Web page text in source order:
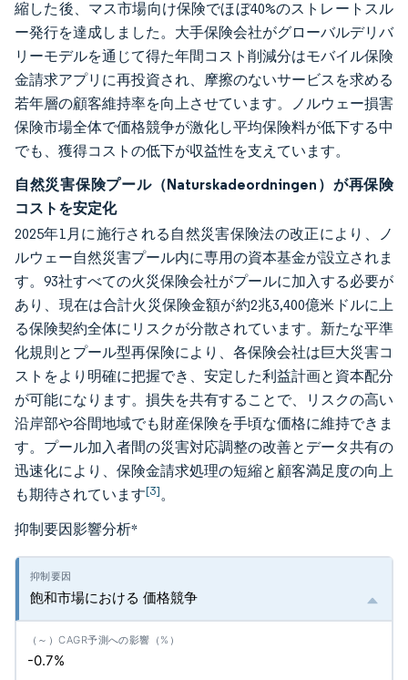
縮した後、マス市場向け保険でほぼ40%のストレートスル
ー発行を達成しました。大手保険会社がグローバルデリバ
リーモデルを通じて得た年間コスト削減分はモバイル保険
金請求アプリに再投資され、摩擦のないサービスを求める
若年層の顧客維持率を向上させています。ノルウェー損害
保険市場全体で価格競争が激化し平均保険料が低下する中
でも、獲得コストの低下が収益性を支えています。
自然災害保険プール（Naturskadeordningen）が再保険
コストを安定化
2025年1月に施行される自然災害保険法の改正により、ノ
ルウェー自然災害プール内に専用の資本基金が設立されま
す。93社すべての火災保険会社がプールに加入する必要が
あり、現在は合計火災保険金額が約2兆3,400億米ドルに上
る保険契約全体にリスクが分散されています。新たな平準
化規則とプール型再保険により、各保険会社は巨大災害コ
ストをより明確に把握でき、安定した利益計画と資本配分
が可能になります。損失を共有することで、リスクの高い
沿岸部や谷間地域でも財産保険を手頃な価格に維持できま
す。プール加入者間の災害対応調整の改善とデータ共有の
迅速化により、保険金請求処理の短縮と顧客満足度の向上
も期待されています[3]。
抑制要因影響分析*
飽和市場における 価格競争
-0.7%